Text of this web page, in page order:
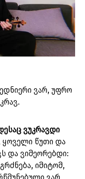
ვარ, უფრო
ვუკრავდი
ყოველი წუთი და
და ვიმეორებდი:
იმიტომ,